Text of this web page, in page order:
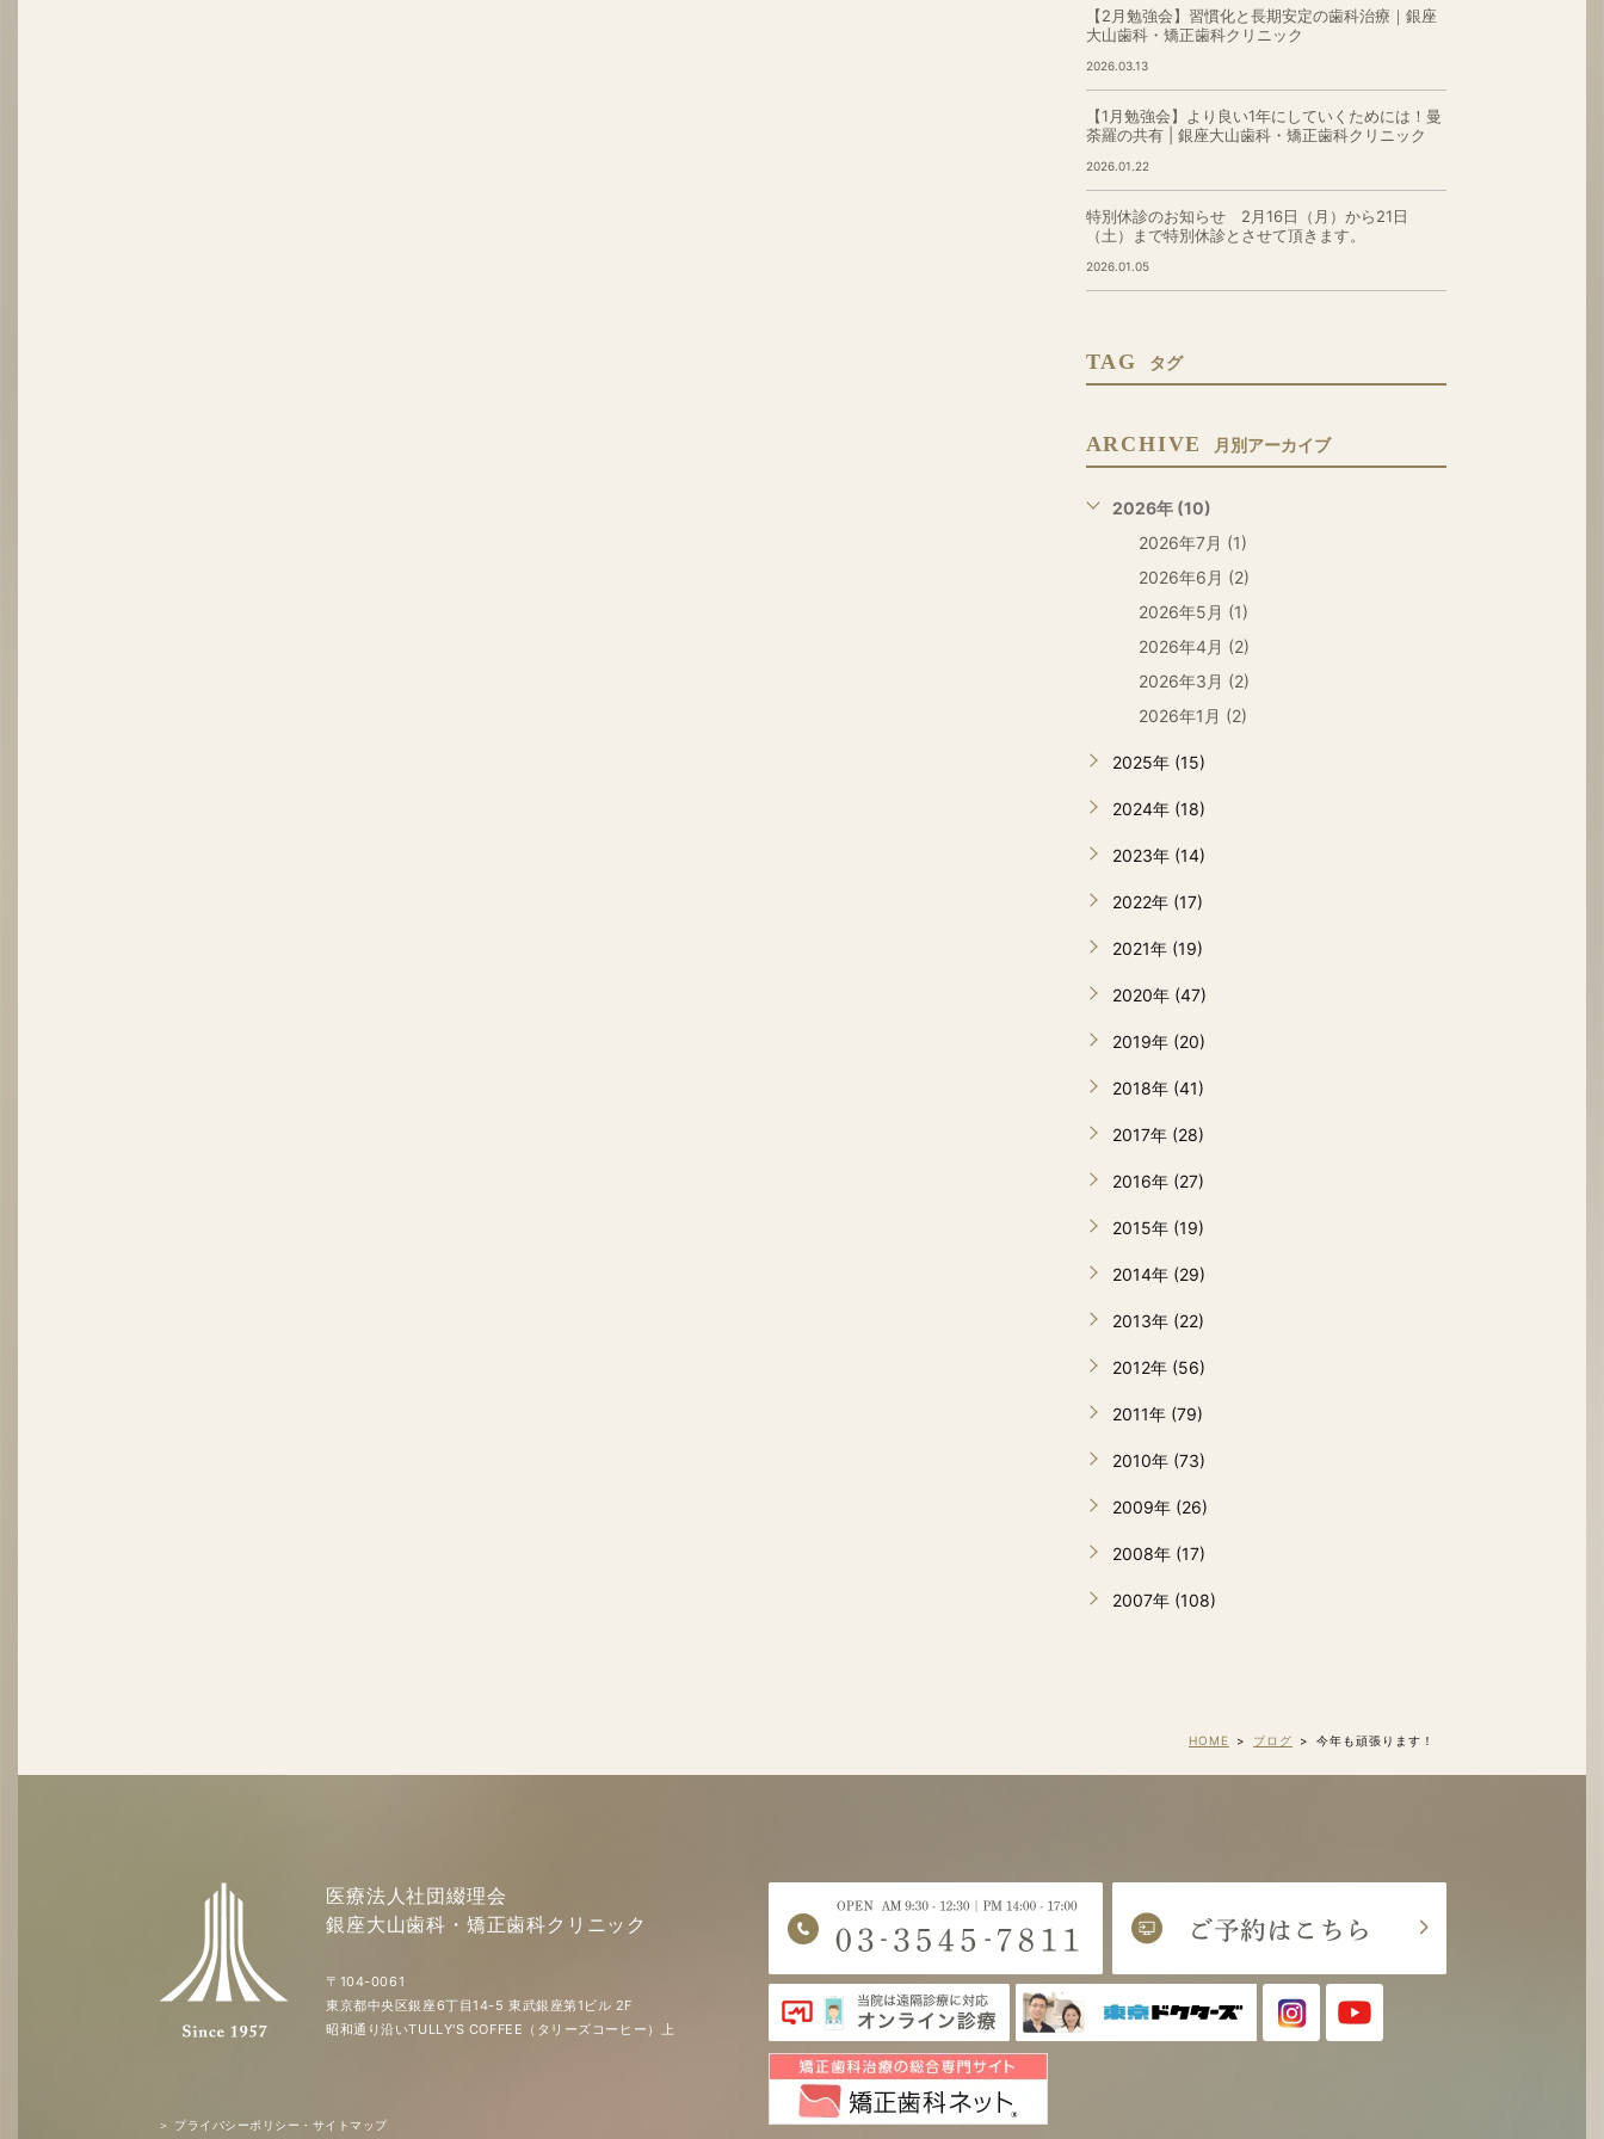
【2月勉強会】習慣化と長期安定の歯科治療｜銀座
大山歯科・矯正歯科クリニック
2026.03.13
【1月勉強会】より良い1年にしていくためには！曼
荼羅の共有 | 銀座大山歯科・矯正歯科クリニック
2026.01.22
特別休診のお知らせ 2月16日（月）から21日
（土）まで特別休診とさせて頂きます。
2026.01.05
TAG タグ
ARCHIVE 月別アーカイブ
2026年 (10)
2026年7月 (1)
2026年6月 (2)
2026年5月 (1)
2026年4月 (2)
2026年3月 (2)
2026年1月 (2)
2025年 (15)
2024年 (18)
2023年 (14)
2022年 (17)
2021年 (19)
2020年 (47)
2019年 (20)
2018年 (41)
2017年 (28)
2016年 (27)
2015年 (19)
2014年 (29)
2013年 (22)
2012年 (56)
2011年 (79)
2010年 (73)
2009年 (26)
2008年 (17)
2007年 (108)
HOME ブログ 今年も頑張ります！
医療法人社団綴理会
銀座大山歯科・矯正歯科クリニック
〒104-0061
東京都中央区銀座6丁目14-5 東武銀座第1ビル 2F
昭和通り沿いTULLY'S COFFEE（タリーズコーヒー）上
＞ プライバシーポリシー・サイトマップ